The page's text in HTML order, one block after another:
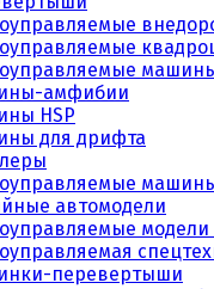
амфибии
HSP
для дрифта
автомодели
модели
перевертыши